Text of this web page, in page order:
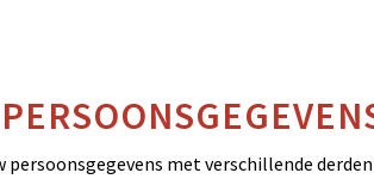
persoonsgegevens met verschillende